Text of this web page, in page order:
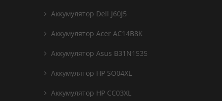
Аккумулятор Dell J60J5
Аккумулятор Acer AC14B8K
Аккумулятор Asus B31N1535
Аккумулятор HP SO04XL
Аккумулятор HP CC03XL